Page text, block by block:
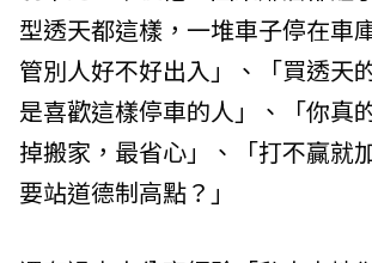
型透天都這樣，一堆車子停在車
管別人好不好出入」、「買透天
是喜歡這樣停車的人」、「你真
掉搬家，最省心」、「打不贏就
要站道德制高點？」